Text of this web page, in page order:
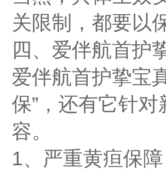
关限制，都要以
四、爱伴航首护
爱伴航首护挚宝
保”，还有它针
容。
1、严重黄疸保障